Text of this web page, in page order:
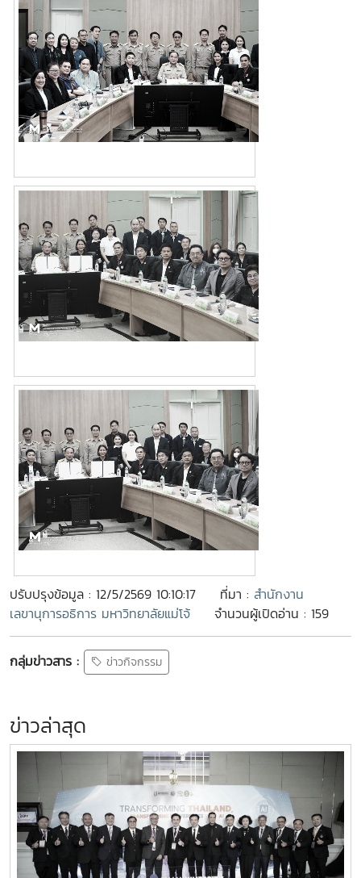
ปรับปรุงข้อมูล : 12/5/2569 10:10:17 ที่มา : สำนักงาน
เลขานุการอธิการ มหาวิทยาลัยแม่โจ้
จำนวนผู้เปิดอ่าน : 159
กลุ่มข่าวสาร : ข่าวกิจกรรม
ข่าวล่าสุด